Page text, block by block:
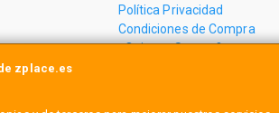
zplace.es
Política Privacidad
Condiciones de Compra
¿Quienes Somos?